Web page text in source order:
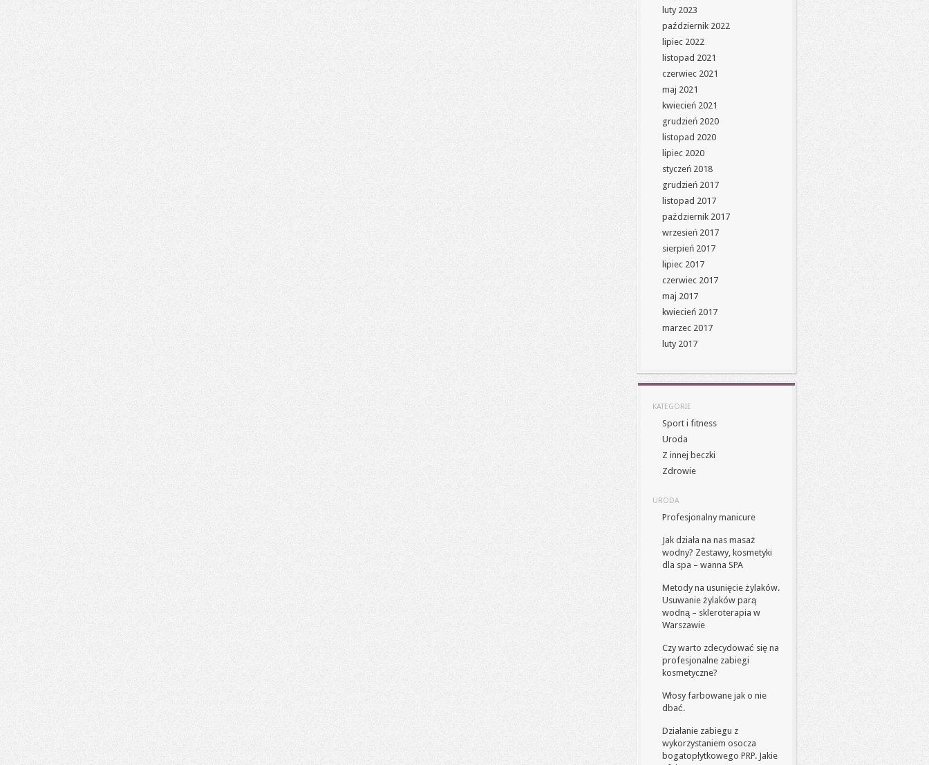
luty 2023
październik 2022
lipiec 2022
listopad 2021
czerwiec 2021
maj 2021
kwiecień 2021
grudzień 2020
listopad 2020
lipiec 2020
styczeń 2018
grudzień 2017
listopad 2017
październik 2017
wrzesień 2017
sierpień 2017
lipiec 2017
czerwiec 2017
maj 2017
kwiecień 2017
marzec 2017
luty 2017
KATEGORIE
Sport i fitness
Uroda
Z innej beczki
Zdrowie
URODA
Profesjonalny manicure
Jak działa na nas masaż
wodny? Zestawy, kosmetyki
dla spa – wanna SPA
Metody na usunięcie żylaków.
Usuwanie żylaków parą
wodną – skleroterapia w
Warszawie
Czy warto zdecydować się na
profesjonalne zabiegi
kosmetyczne?
Włosy farbowane jak o nie
dbać.
Działanie zabiegu z
wykorzystaniem osocza
bogatopłytkowego PRP. Jakie